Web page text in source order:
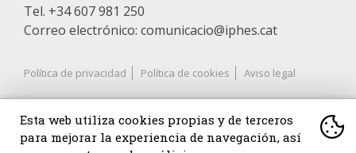
Tel. +34 607 981 250
Correo electrónico: comunicacio@iphes.cat
Política de privacidad Política de cookies Aviso legal
Esta web utiliza cookies propias y de terceros
para mejorar la experiencia de navegación, así